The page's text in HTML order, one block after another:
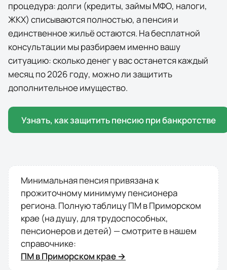
процедура: долги (кредиты, займы МФО, налоги,
ЖКХ) списываются полностью, а пенсия и
единственное жильё остаются. На бесплатной
консультации мы разбираем именно вашу
ситуацию: сколько денег у вас останется каждый
месяц по2026 году, можно ли защитить
дополнительное имущество.
Узнать, как защитить пенсию при банкротстве
Минимальная пенсия привязана к
прожиточному минимуму пенсионера
региона. Полную таблицу ПМ вПриморском
крае (на душу, для трудоспособных,
пенсионеров и детей) — смотрите в нашем
справочнике:
ПМ вПриморском крае →